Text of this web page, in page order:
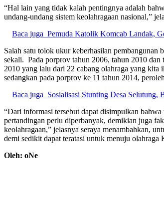
“Hal lain yang tidak kalah pentingnya adalah
undang-undang sistem keolahragaan nasional,”
Baca juga Pemuda Katolik Komcab Landak,
Salah satu tolok ukur keberhasilan
sekali. Pada porprov tahun 2006, tahun 2010
2010 yang lalu dari 22 cabang olahraga yang
sedangkan pada porprov ke 11 tahun 2014,
Baca juga Sosialisasi Stunting Desa
“Dari informasi tersebut dapat disimpulkan
pertandingan perlu diperbanyak, demikian juga
keolahragaan,” jelasnya seraya menambahkan,
demi sedikit dapat teratasi untuk menuju
Oleh: oNe